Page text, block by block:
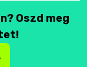
Oszd meg